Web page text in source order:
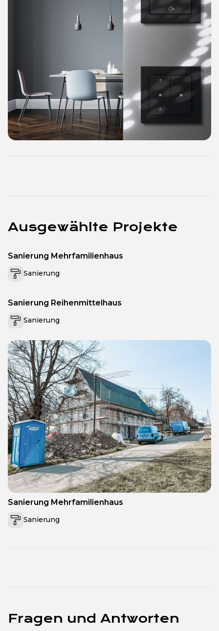
Ausgewählte Projekte
Sanierung Mehrfamilienhaus
Sanierung
Sanierung Reihenmittelhaus
Sanierung
Sanierung Mehrfamilienhaus
Sanierung
Fragen und Antworten